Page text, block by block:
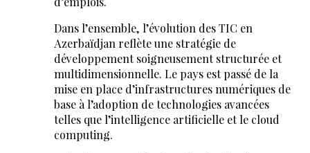
Dans l’ensemble, l’évolution des TIC en
Azerbaïdjan reflète une stratégie de
développement soigneusement structurée et
multidimensionnelle. Le pays est passé de la
mise en place d’infrastructures numériques de
base à l’adoption de technologies avancées
telles que l’intelligence artificielle et le cloud
computing.